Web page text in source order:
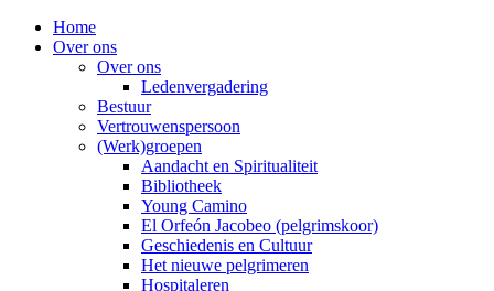
Home
Over ons
Over ons
Ledenvergadering
Bestuur
Vertrouwenspersoon
(Werk)groepen
Aandacht en Spiritualiteit
Bibliotheek
Young Camino
El Orfeón Jacobeo (pelgrimskoor)
Geschiedenis en Cultuur
Het nieuwe pelgrimeren
Hospitaleren